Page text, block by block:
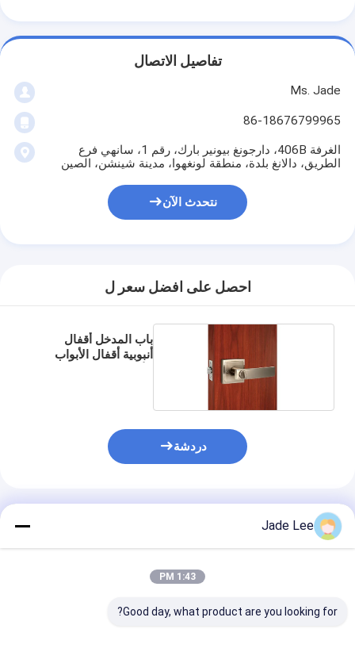
مراقبة الجودة
تفاصيل الاتصال
Ms. Jade
86-18676799965
الغرفة 406B، دارجونغ بيونير بارك، رقم 1، سانهي فرع
الطريق، دالانغ بلدة، منطقة لونغهوا، مدينة شينشن، الصين
نتحدث الآن
احصل على افضل سعر ل
باب المدخل أقفال
أنبوبية أقفال الأبواب
دردشة
المنتجات الموصى بها
Jade Lee
1:43 PM
Good day, what product are you looking for?